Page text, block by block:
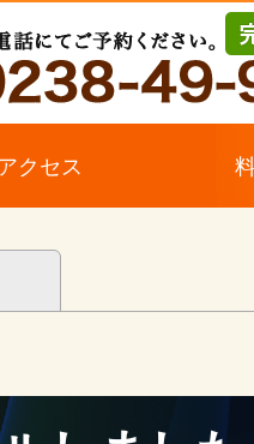
クセス